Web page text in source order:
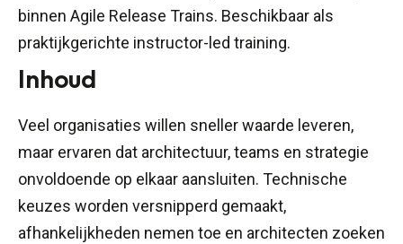
binnen Agile Release Trains. Beschikbaar als
praktijkgerichte instructor-led training.
Inhoud
Veel organisaties willen sneller waarde leveren,
maar ervaren dat architectuur, teams en strategie
onvoldoende op elkaar aansluiten. Technische
keuzes worden versnipperd gemaakt,
afhankelijkheden nemen toe en architecten zoeken